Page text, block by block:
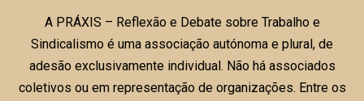
A PRÁXIS – Reflexão e Debate sobre Trabalho e
Sindicalismo é uma associação autónoma e plural, de
adesão exclusivamente individual. Não há associados
coletivos ou em representação de organizações. Entre os